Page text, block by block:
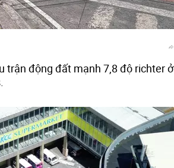
trận động đất mạnh 7,8 độ richter ở